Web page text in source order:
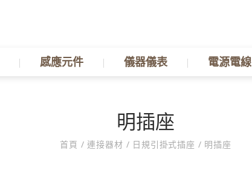
感應元件 儀器儀表 電源電線
明插座
首頁 / 連接器材 / 日規引掛式插座 / 明插座